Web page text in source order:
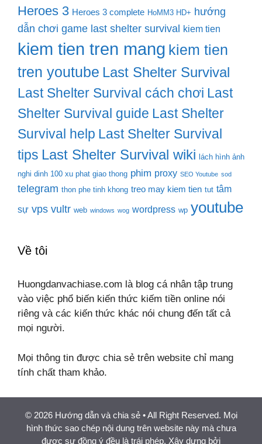
Heroes 3 Heroes 3 complete HoMM3 HD+ hướng
dẫn chơi game last shelter survival kiem tien
kiem tien tren mang kiem tien
tren youtube Last Shelter Survival
Last Shelter Survival cách chơi Last
Shelter Survival guide Last Shelter
Survival help Last Shelter Survival
tips Last Shelter Survival wiki lách hình ảnh
nghi dinh 100 xu phat giao thong phim proxy SEO Youtube sod
telegram thon phe tinh khong treo may kiem tien tut tâm
sự vps vultr web windows wog wordpress wp youtube
Về tôi
Huongdanvachiase.com là blog cá nhân tập trung
vào việc phổ biến kiến thức kiếm tiền online nói
riêng và các kiến thức khác nói chung đến tất cả
mọi người.
Mọi thông tin được chia sẻ trên website chỉ mang
tính chất tham khảo.
© 2026 Hướng dẫn và chia sẻ• All Right Reserved. Mọi
hình thức sao chép nội dung trên website này mà chưa
được sự đồng ý đều là trái phép. Xây dựng bởi